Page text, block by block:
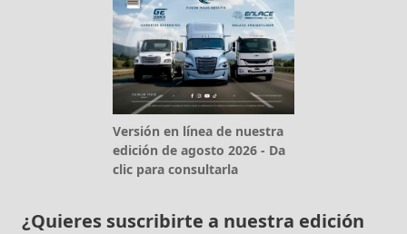
Versión en línea de nuestra
edición de agosto 2026 - Da
clic para consultarla
¿Quieres suscribirte a nuestra edición